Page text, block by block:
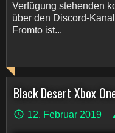
Verfügung stehenden
über den Discord-
Fromto ist...
Black Desert Xbox
12. Februar 2019